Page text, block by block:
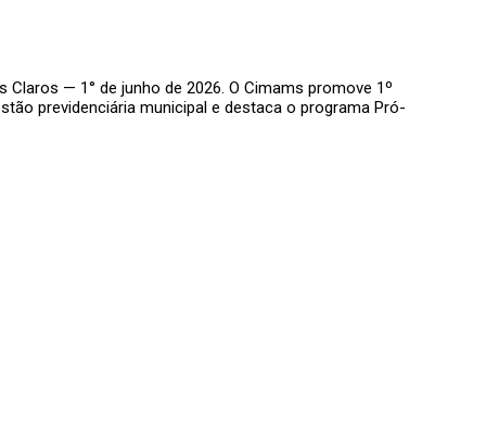
— 1° de junho de 2026. O Cimams promove 1º
previdenciária municipal e destaca o programa Pró-